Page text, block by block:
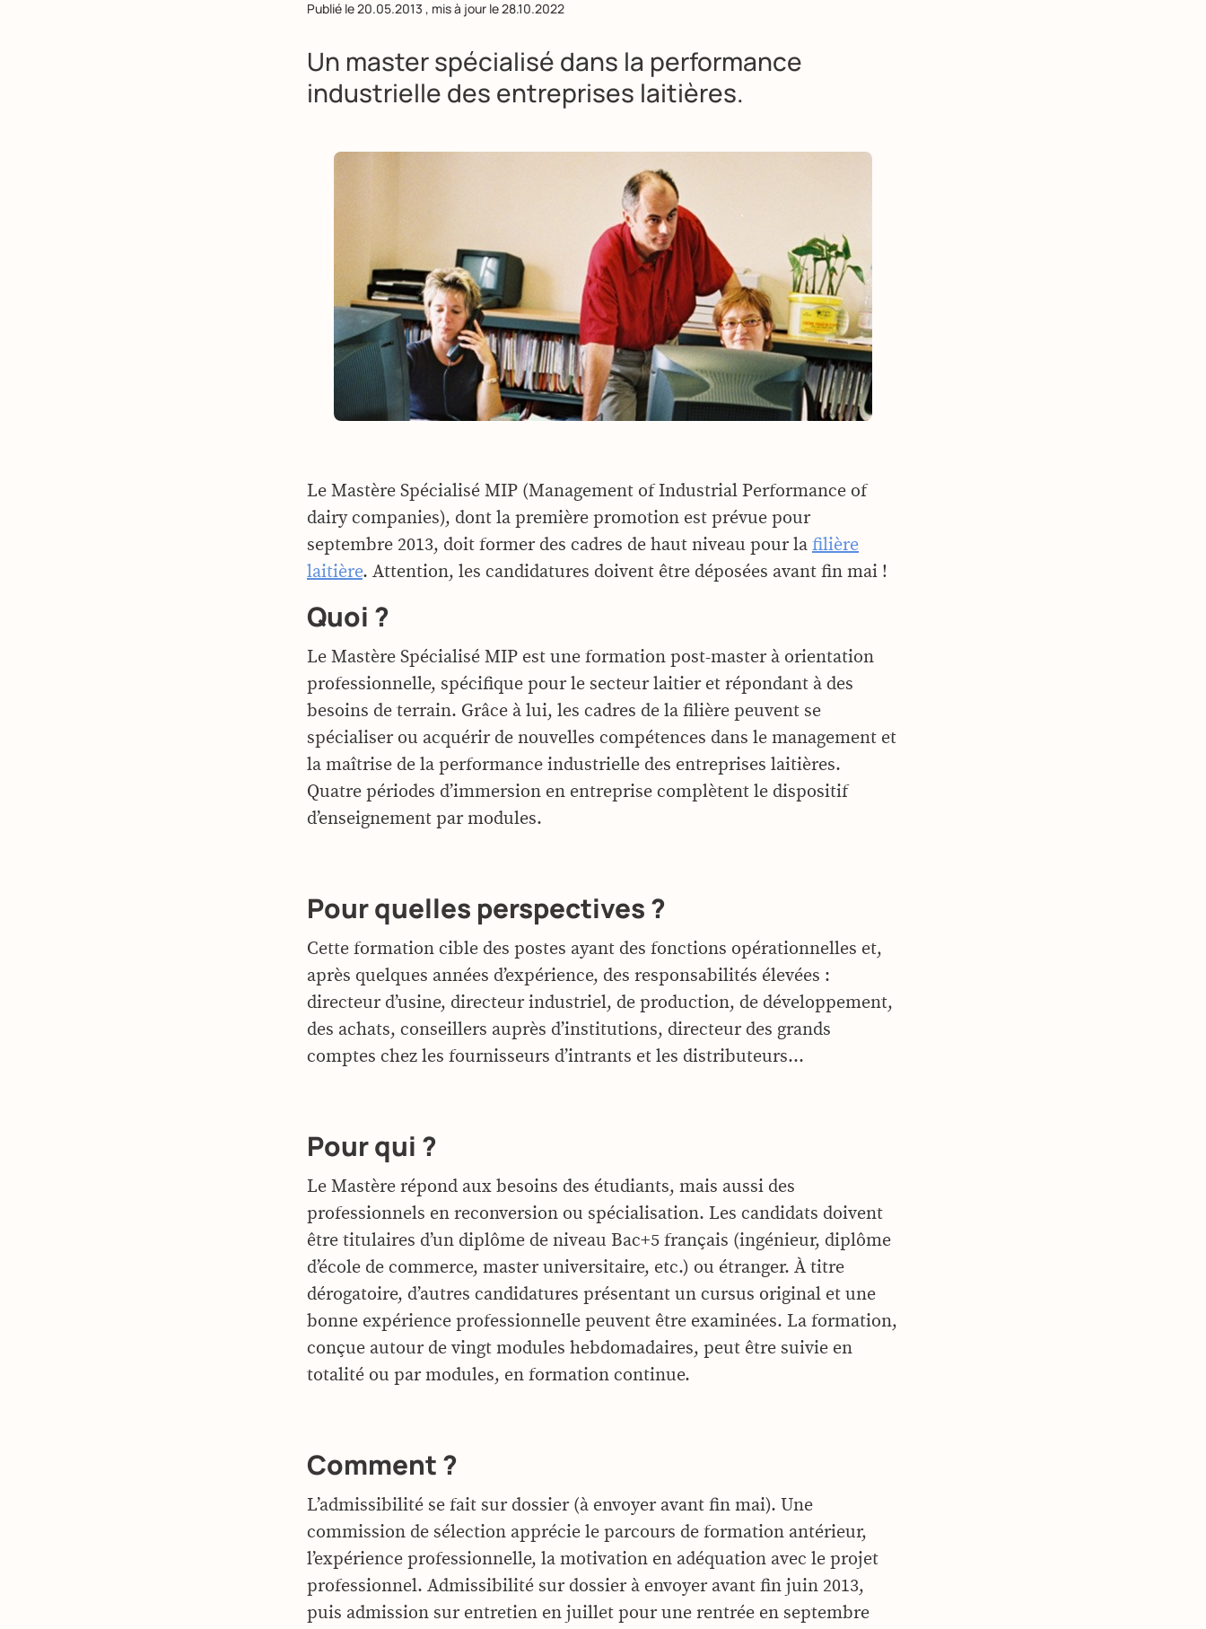
Publié le20.05.2013 , mis à jour le28.10.2022
Un master spécialisé dans la performance
industrielle des entreprises laitières.
Le Mastère Spécialisé MIP (Management of Industrial Performance of
dairy companies), dont la première promotion est prévue pour
septembre 2013, doit former des cadres de haut niveau pour la filière
laitière. Attention, les candidatures doivent être déposées avant fin mai !
Quoi ?
Le Mastère Spécialisé MIP est une formation post-master à orientation
professionnelle, spécifique pour le secteur laitier et répondant à des
besoins de terrain. Grâce à lui, les cadres de la filière peuvent se
spécialiser ou acquérir de nouvelles compétences dans le management et
la maîtrise de la performance industrielle des entreprises laitières.
Quatre périodes d’immersion en entreprise complètent le dispositif
d’enseignement par modules.
Pour quelles perspectives ?
Cette formation cible des postes ayant des fonctions opérationnelles et,
après quelques années d’expérience, des responsabilités élevées :
directeur d’usine, directeur industriel, de production, de développement,
des achats, conseillers auprès d’institutions, directeur des grands
comptes chez les fournisseurs d’intrants et les distributeurs…
Pour qui ?
Le Mastère répond aux besoins des étudiants, mais aussi des
professionnels en reconversion ou spécialisation. Les candidats doivent
être titulaires d’un diplôme de niveau Bac+5 français (ingénieur, diplôme
d’école de commerce, master universitaire, etc.) ou étranger. À titre
dérogatoire, d’autres candidatures présentant un cursus original et une
bonne expérience professionnelle peuvent être examinées. La formation,
conçue autour de vingt modules hebdomadaires, peut être suivie en
totalité ou par modules, en formation continue.
Comment ?
L’admissibilité se fait sur dossier (à envoyer avant fin mai). Une
commission de sélection apprécie le parcours de formation antérieur,
l’expérience professionnelle, la motivation en adéquation avec le projet
professionnel. Admissibilité sur dossier à envoyer avant fin juin 2013,
puis admission sur entretien en juillet pour une rentrée en septembre